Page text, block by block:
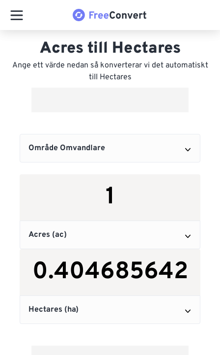
Acres till Hectares
Ange ett värde nedan så konverterar vi det automatiskt
till Hectares